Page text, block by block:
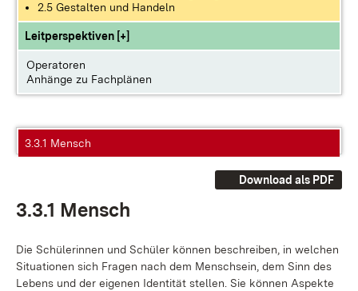
2.5 Gestalten und Handeln
Leitperspektiven [+]
Operatoren
Anhänge zu Fachplänen
3.3.1 Mensch
Download als PDF
3.3.1 Mensch
Die Schü­le­rin­nen und Schü­ler kön­nen be­schrei­ben, in wel­chen
Si­tua­tio­nen sich Fra­gen nach dem Mensch­sein, dem Sinn des
Le­bens und der ei­ge­nen Iden­ti­tät stel­len. Sie kön­nen As­pek­te